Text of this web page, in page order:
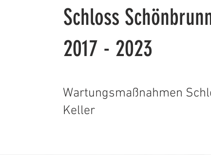
Schloss
2017 - 2023
Wartungsmaßnahmen
Keller